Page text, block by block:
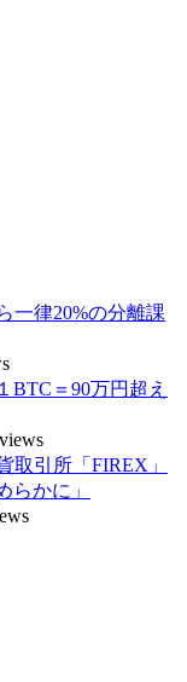
一律20%の分離課
BTC＝90万円超え
取引所「FIREX」
らかに」